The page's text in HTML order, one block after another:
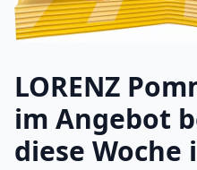
LORENZ
im Angebot
diese Woche